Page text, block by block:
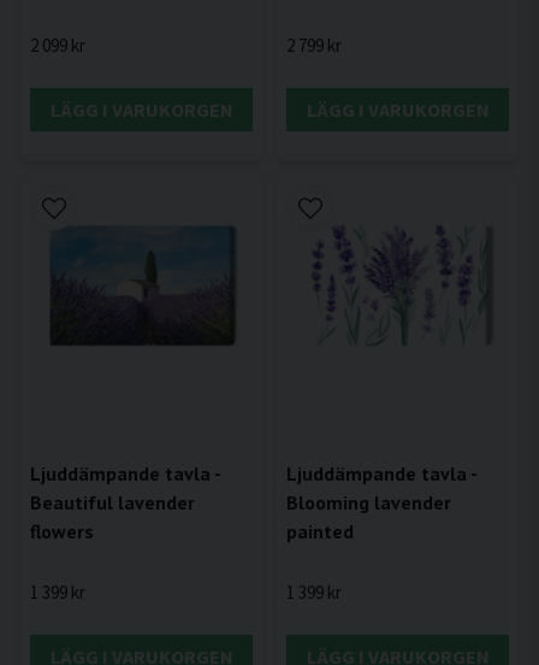
2 099 kr
LÄGG I VARUKORGEN
2 799 kr
LÄGG I VARUKORGEN
Ljuddämpande tavla -
Beautiful lavender
flowers
1 399 kr
LÄGG I VARUKORGEN
Ljuddämpande tavla -
Blooming lavender
painted
1 399 kr
LÄGG I VARUKORGEN